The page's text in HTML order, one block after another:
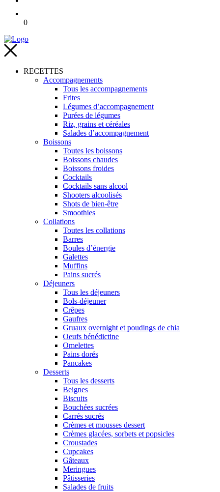
0
RECETTES
Accompagnements
Tous les accompagnements
Frites
Légumes d’accompagnement
Purées de légumes
Riz, grains et céréales
Salades d’accompagnement
Boissons
Toutes les boissons
Boissons chaudes
Boissons froides
Cocktails
Cocktails sans alcool
Shooters alcoolisés
Shots de bien-être
Smoothies
Collations
Toutes les collations
Barres
Boules d’énergie
Galettes
Muffins
Pains sucrés
Déjeuners
Tous les déjeuners
Bols-déjeuner
Crêpes
Gaufres
Gruaux overnight et poudings de chia
Oeufs bénédictine
Omelettes
Pains dorés
Pancakes
Desserts
Tous les desserts
Beignes
Biscuits
Bouchées sucrées
Carrés sucrés
Crèmes et mousses dessert
Crèmes glacées, sorbets et popsicles
Croustades
Cupcakes
Gâteaux
Meringues
Pâtisseries
Salades de fruits